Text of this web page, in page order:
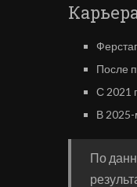
После
С 2021
В 2025-
По